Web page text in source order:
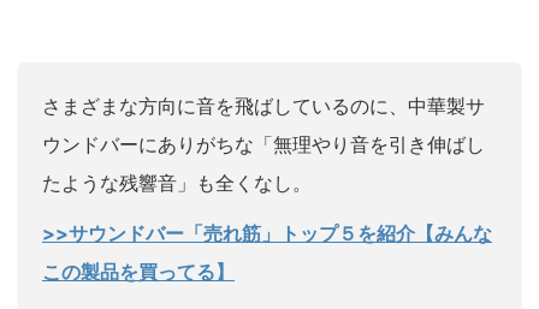
さまざまな方向に音を飛ばしているのに、中華製サ
ウンドバーにありがちな「無理やり音を引き伸ばし
たような残響音」も全くなし。
>>サウンドバー「売れ筋」トップ５を紹介【みんな
この製品を買ってる】